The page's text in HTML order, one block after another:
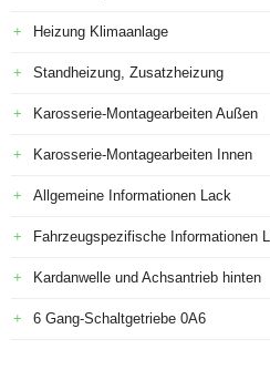
Heizung Klimaanlage
Standheizung, Zusatzheizung
Karosserie-Montagearbeiten Außen
Karosserie-Montagearbeiten Innen
Allgemeine Informationen Lack
Fahrzeugspezifische Informationen
Kardanwelle und Achsantrieb hinten
6 Gang-Schaltgetriebe 0A6